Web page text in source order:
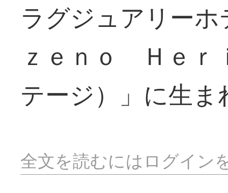
ラグジュアリー
ｚｅｎｏ Ｈｅｒ
テージ）」に生
全文を読むにはログイン